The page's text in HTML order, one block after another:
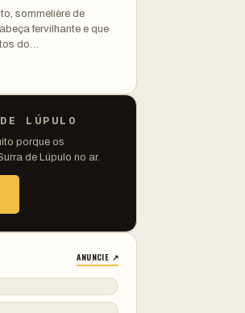
sommelière de
fervilhante e que
do…
LÚPULO
porque os
de Lúpulo no ar.
ANUNCIE ↗